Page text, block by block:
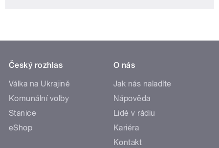
Český rozhlas
Válka na Ukrajině
Komunální volby
Stanice
eShop
O nás
Jak nás naladíte
Nápověda
Lidé v rádiu
Kariéra
Kontakt